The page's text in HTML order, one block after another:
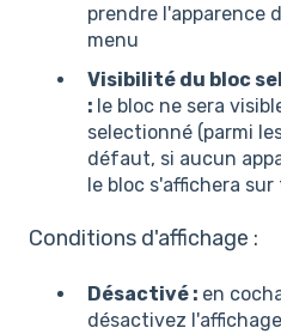
prendre l'apparence
menu
Visibilité du bloc
: le bloc ne sera
selectionné (parmi
défaut, si aucun
le bloc s'affichera sur
Conditions d'affichage :
Désactivé : en
désactivez